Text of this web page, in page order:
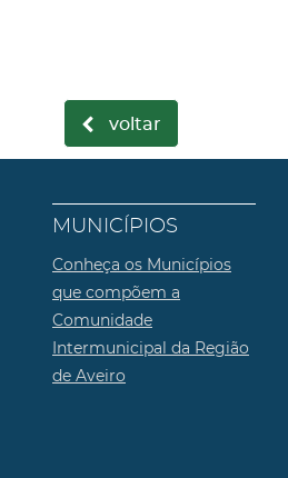
voltar
MUNICÍPIOS
Conheça os Municípios
que compõem a
Comunidade
Intermunicipal da Região
de Aveiro